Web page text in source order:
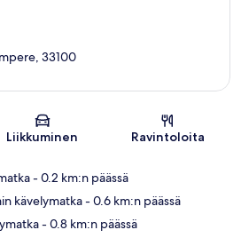
Kartta
33100
Liikkuminen Ravintoloita
- 0.2 km:n päässä
kävelymatka- 0.6 km:n päässä
- 0.8 km:n päässä